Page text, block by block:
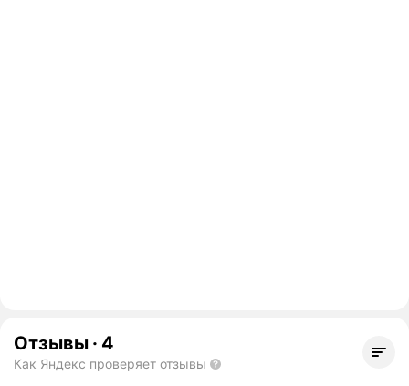
Отзывы · 4
Как Яндекс проверяет отзывы